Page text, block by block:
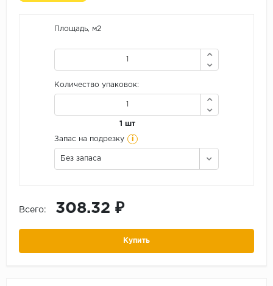
Площадь, м2
Количество упаковок:
1 шт
Запас на подрезку i
Без запаса
Всего: 308.32 ₽
Купить